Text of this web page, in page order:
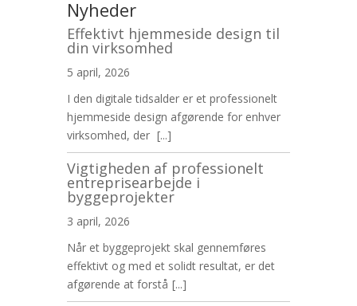
Nyheder
Effektivt hjemmeside design til
din virksomhed
5 april, 2026
I den digitale tidsalder er et professionelt
hjemmeside design afgørende for enhver
virksomhed, der [...]
Vigtigheden af professionelt
entreprisearbejde i
byggeprojekter
3 april, 2026
Når et byggeprojekt skal gennemføres
effektivt og med et solidt resultat, er det
afgørende at forstå [...]